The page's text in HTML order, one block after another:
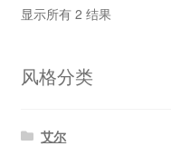
显示所有 2 结果按
风格分类
艾尔